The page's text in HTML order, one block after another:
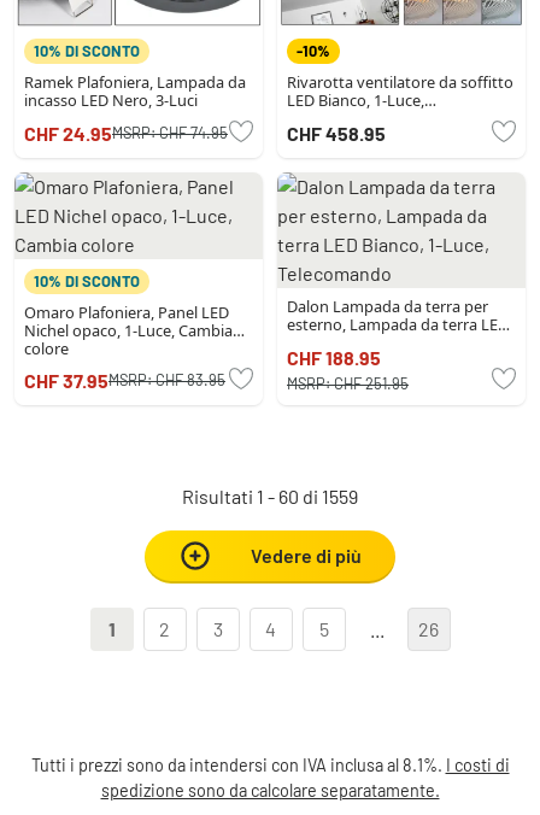
10% DI SCONTO
Ramek Plafoniera, Lampada da
incasso LED Nero, 3-Luci
CHF 24.95MSRP:CHF 74.95
-10%
Rivarotta ventilatore da soffitto
LED Bianco, 1-Luce,
CHF 458.95
10% DI SCONTO
Omaro Plafoniera, Panel LED
Nichel opaco, 1-Luce, Cambia
colore
CHF 37.95MSRP:CHF 83.95
Dalon Lampada da terra per
esterno, Lampada da terra LED
CHF 188.95
MSRP:CHF 251.95
Risultati 1 - 60 di 1559
Vedere di più
1 2 3 4 5 26
Tutti i prezzi sono da intendersi con IVA inclusa al 8.1%. I costi di
spedizione sono da calcolare separatamente.